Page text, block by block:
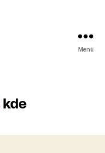
Menü
kde